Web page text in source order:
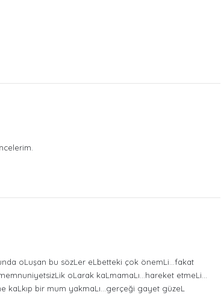
oLuşan bu sözLer eLbetteki çok önemLi…fakat
oLarak kaLmamaLı…hareket etmeLi…
kaLkıp bir mum yakmaLı…gerçeği gayet güzeL